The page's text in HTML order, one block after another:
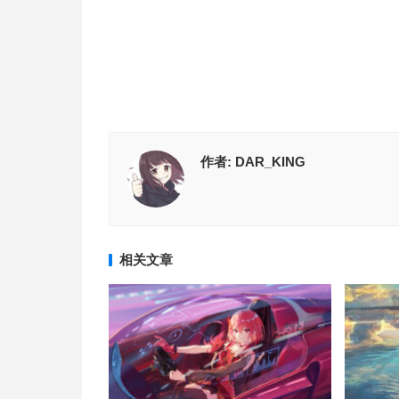
作者: DAR_KING
相关文章